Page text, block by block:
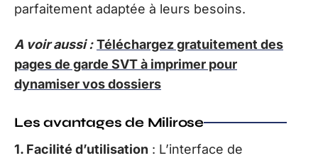
parfaitement adaptée à leurs besoins.
A voir aussi : Téléchargez gratuitement des
pages de garde SVT à imprimer pour
dynamiser vos dossiers
Les avantages de Milirose
1. Facilité d’utilisation : L’interface de